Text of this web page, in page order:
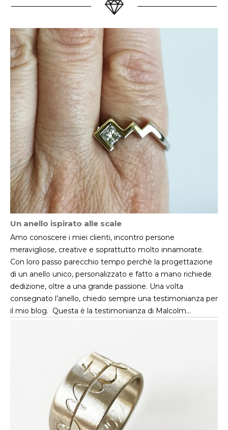
Un anello ispirato alle scale
Amo conoscere i miei clienti, incontro persone
meravigliose, creative e soprattutto molto innamorate.
Con loro passo parecchio tempo perchè la progettazione
di un anello unico, personalizzato e fatto a mano richiede
dedizione, oltre a una grande passione. Una volta
consegnato l’anello, chiedo sempre una testimonianza per
il mio blog. Questa è la testimonianza di Malcolm…